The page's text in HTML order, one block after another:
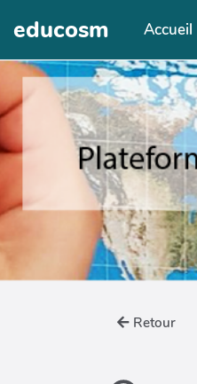
Aller au contenu principal
educosm Accueil
Retour